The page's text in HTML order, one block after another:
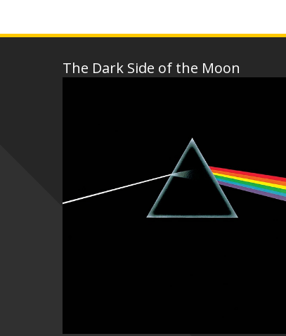
The Dark Side of the Moon